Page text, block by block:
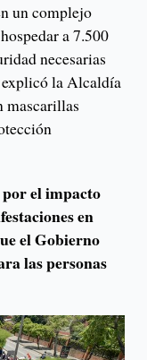
un complejo
a 7.500
necesarias
la Alcaldía
mascarillas
el impacto
en
el Gobierno
las personas